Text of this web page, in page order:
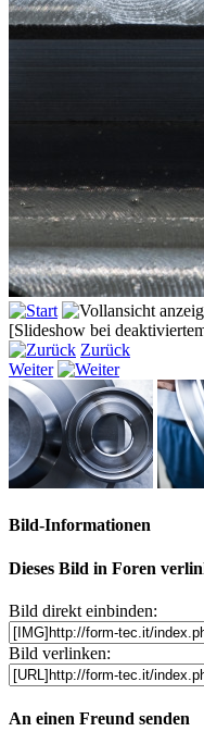
[Slideshow bei
Zurück
Weiter
Bild-Informationen
Dieses Bild in Foren
Bild direkt einbinden:
Bild verlinken:
An einen Freund senden